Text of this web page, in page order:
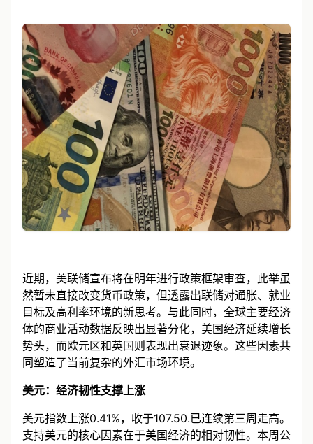
近期，美联储宣布将在明年进行政策框架审查，此举虽
然暂未直接改变货币政策，但透露出联储对通胀、就业
目标及高利率环境的新思考。与此同时，全球主要经济
体的商业活动数据反映出显著分化，美国经济延续增长
势头，而欧元区和英国则表现出衰退迹象。这些因素共
同塑造了当前复杂的外汇市场环境。
美元：经济韧性支撑上涨
美元指数上涨0.41%，收于107.50.已连续第三周走高。
支持美元的核心因素在于美国经济的相对韧性。本周公